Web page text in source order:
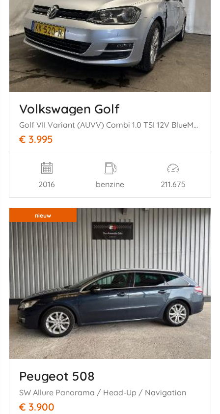
Volkswagen Golf
Golf VII Variant (AUVV) Combi 1.0 TSI 12V BlueMotion Technology (CHZD)= [85kW] (05-2015/12-2020)
€ 3.995
2016 benzine 211.675
nieuw
Peugeot 508
SW Allure Panorama / Head-Up / Navigation
€ 3.900